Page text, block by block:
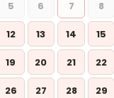
5 6 7 8
12 13 14 15
19 20 21 22
26 27 28 29